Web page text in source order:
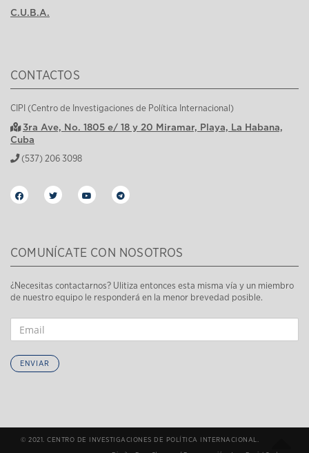
C.U.B.A.
CONTACTOS
CIPI (Centro de Investigaciones de Política Internacional)
3ra Ave, No. 1805 e/ 18 y 20 Miramar, Playa, La Habana,
Cuba
(537) 206 3098
COMUNÍCATE CON NOSOTROS
¿Necesitas contactarnos? Ulitiza entonces esta misma vía y un miembro
de nuestro equipo le responderá en la menor brevedad posible.
ENVIAR
© 2021. CENTRO DE INVESTIGACIONES DE POLÍTICA INTERNACIONAL.